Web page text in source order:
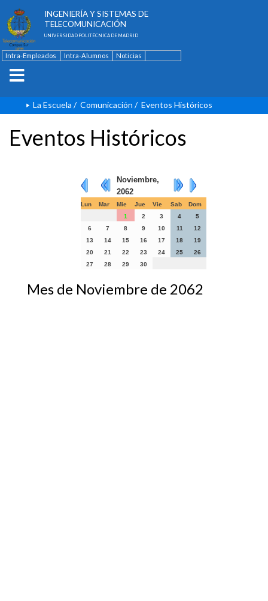
INGENIERÍA Y SISTEMAS DE
TELECOMUNICACIÓN
UNIVERSIDAD POLITÉCNICA DE MADRID
Intra-Empleados Intra-Alumnos
Noticias
La Escuela / Comunicación / Eventos Históricos
Eventos Históricos
Noviembre,
2062
Lun Mar Mie Jue Vie Sab
Dom
1
2 3 4
5
6
7 8 9 10 11
12
13
14 15 16 17 18
19
20
21 22 23 24 25
26
27
28 29 30
Mes de Noviembre de 2062